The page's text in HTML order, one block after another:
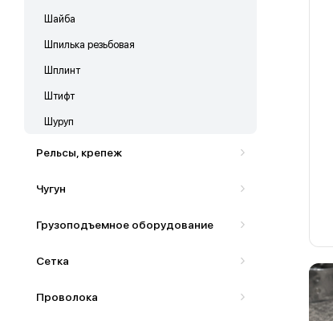
Шайба
Шпилька резьбовая
Шплинт
Штифт
Шуруп
Рельсы, крепеж
Чугун
Грузоподъемное оборудование
Сетка
Проволока